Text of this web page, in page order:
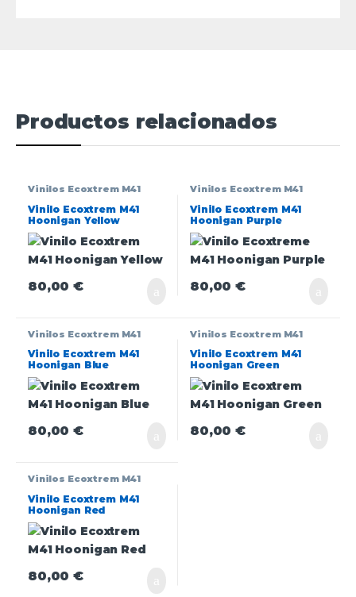
Productos relacionados
Vinilos Ecoxtrem M41
Vinilo Ecoxtrem M41
Hoonigan Yellow
80,00€
Vinilos Ecoxtrem M41
Vinilo Ecoxtrem M41
Hoonigan Purple
80,00€
Vinilos Ecoxtrem M41
Vinilo Ecoxtrem M41
Hoonigan Blue
80,00€
Vinilos Ecoxtrem M41
Vinilo Ecoxtrem M41
Hoonigan Green
80,00€
Vinilos Ecoxtrem M41
Vinilo Ecoxtrem M41
Hoonigan Red
80,00€